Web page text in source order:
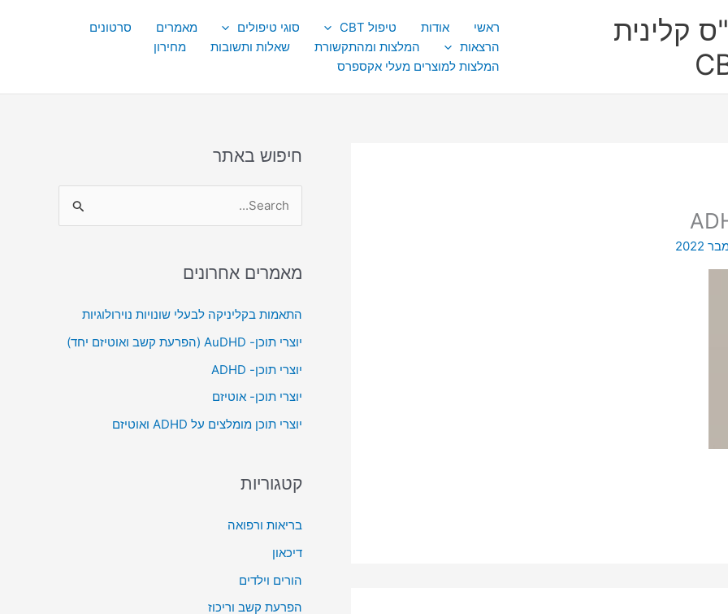
קלינית
ראשי אודות טיפול CBT סוגי טיפולים מאמרים
סרטונים
הרצאות
המלצות ומהתקשורת שאלות ותשובות
מחירון
המלצות למוצרים מעלי אקספרס
חיפוש באתר
r
o
:
מאמרים אחרונים
התאמות בקליניקה לבעלי שונויות נוירולוגיות
יוצרי תוכן- AuDHD (הפרעת קשב ואוטיזם יחד)
יוצרי תוכן- ADHD
יוצרי תוכן- אוטיזם
יוצרי תוכן מומלצים על ADHD ואוטיזם
קטגוריות
בריאות ורפואה
דיכאון
הורים וילדים
הפרעת קשב וריכוז